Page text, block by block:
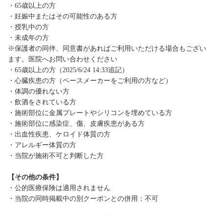
・65歳以上の方
・妊娠中またはその可能性のある方
・授乳中の方
・未成年の方
※保護者の同伴、同意書があればご利用いただける場合もござい
ます。医院へお問い合わせください
・65歳以上の方（2025/6/24 14:33追記）
・心臓疾患の方（ペースメーカーをご利用の方など）
・体調の優れない方
・飲酒をされている方
・施術部位に金属プレートやシリコンを埋めている方
・施術部位に感染症、傷、皮膚疾患がある方
・出血性疾患、ケロイド体質の方
・アレルギー体質の方
・当院が施術不可と判断した方
【その他の条件】
・公的医療保険は適用されません
・当院の同時掲載中の別クーポンとの併用：不可